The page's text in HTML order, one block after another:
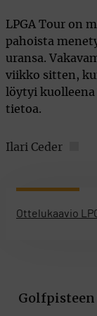
LPGA Tour on
pahoista
uransa.
viikko sitten,
löytyi kuolleena
tietoa.
Ilari Ceder
Ottelukaavio